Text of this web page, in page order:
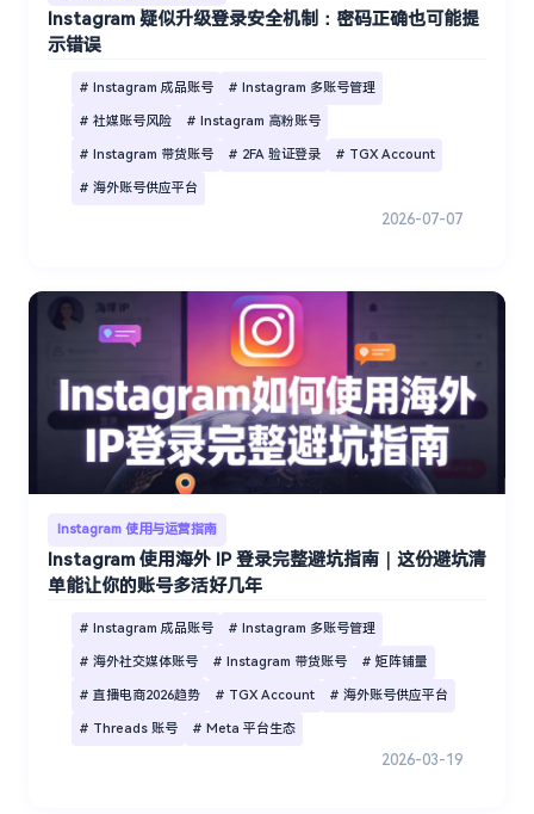
Instagram 疑似升级登录安全机制：密码正确也可能提
示错误
# Instagram 成品账号 # Instagram 多账号管理
# 社媒账号风险 # Instagram 高粉账号
# Instagram 带货账号 # 2FA 验证登录 # TGX Account
# 海外账号供应平台
2026-07-07
Instagram 使用与运营指南
Instagram 使用海外 IP 登录完整避坑指南｜这份避坑清
单能让你的账号多活好几年
# Instagram 成品账号 # Instagram 多账号管理
# 海外社交媒体账号 # Instagram 带货账号 # 矩阵铺量
# 直播电商2026趋势 # TGX Account # 海外账号供应平台
# Threads 账号 # Meta 平台生态
2026-03-19